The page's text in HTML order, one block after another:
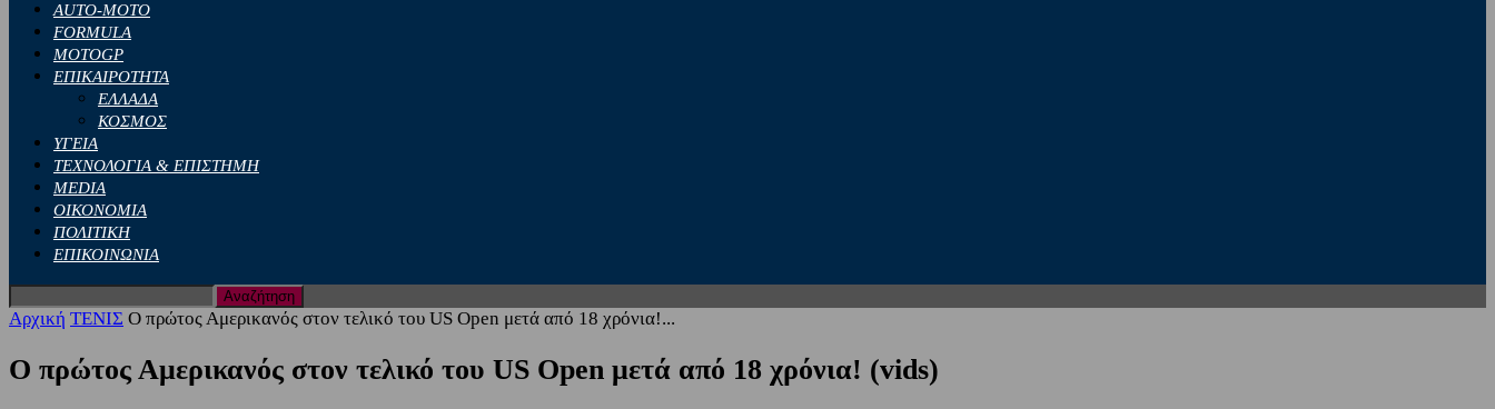
AUTO-MOTO
FORMULA
MOTOGP
ΕΠΙΚΑΙΡΟΤΗΤΑ
ΕΛΛΑΔΑ
ΚΟΣΜΟΣ
ΥΓΕΙΑ
ΤΕΧΝΟΛΟΓΙΑ & ΕΠΙΣΤΗΜΗ
MEDIA
ΟΙΚΟΝΟΜΙΑ
ΠΟΛΙΤΙΚΗ
ΕΠΙΚΟΙΝΩΝΙΑ
Αρχική ΤΕΝΙΣ Ο πρώτος Αμερικανός στον τελικό του US Open μετά από 18 χρόνια!...
Ο πρώτος Αμερικανός στον τελικό του US Open μετά από 18 χρόνια! (vids)